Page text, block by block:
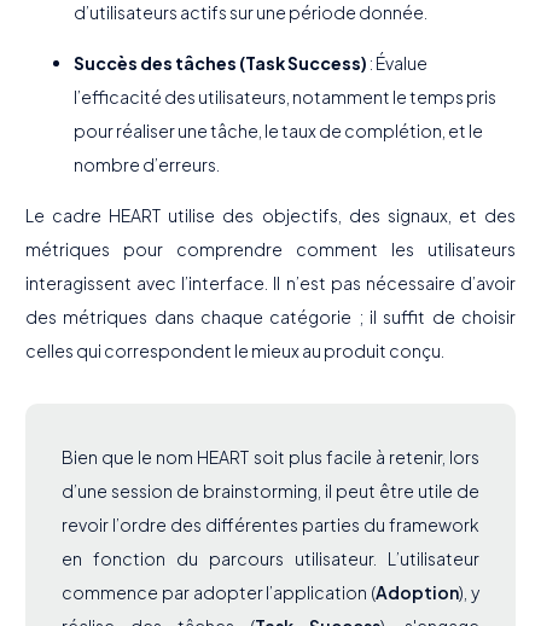
d’utilisateurs actifs sur une période donnée.
Succès des tâches (Task Success) : Évalue
l’efficacité des utilisateurs, notamment le temps pris
pour réaliser une tâche, le taux de complétion, et le
nombre d’erreurs.
Le cadre HEART utilise des objectifs, des signaux, et des
métriques pour comprendre comment les utilisateurs
interagissent avec l’interface. Il n’est pas nécessaire d’avoir
des métriques dans chaque catégorie ; il suffit de choisir
celles qui correspondent le mieux au produit conçu.
Bien que le nom HEART soit plus facile à retenir, lors
d’une session de brainstorming, il peut être utile de
revoir l’ordre des différentes parties du framework
en fonction du parcours utilisateur. L’utilisateur
commence par adopter l’application (Adoption), y